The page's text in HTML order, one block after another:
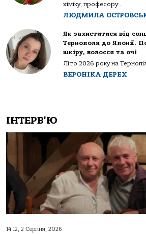
хіміку, професору...
ЛЮДМИЛА
Як захиститися від
Тернополя до Японії.
шкіру, волосся та очі
Літо 2026 року на
ВЕРОНІКА ДЕРЕХ
ІНТЕРВ'Ю
14:12, 2 Серпня, 2026